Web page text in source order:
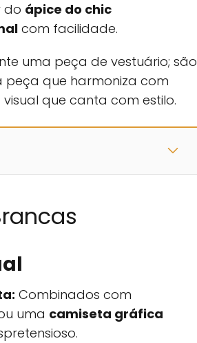
do ápice do chic
com facilidade.
uma peça de vestuário; são
peça que harmoniza com
que canta com estilo.
Combinados com
uma camiseta gráfica